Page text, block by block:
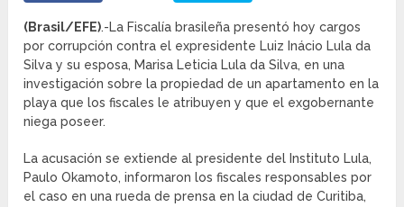
(Brasil/EFE).-La Fiscalía brasileña presentó hoy cargos
por corrupción contra el expresidente Luiz Inácio Lula da
Silva y su esposa, Marisa Leticia Lula da Silva, en una
investigación sobre la propiedad de un apartamento en la
playa que los fiscales le atribuyen y que el exgobernante
niega poseer.
La acusación se extiende al presidente del Instituto Lula,
Paulo Okamoto, informaron los fiscales responsables por
el caso en una rueda de prensa en la ciudad de Curitiba,